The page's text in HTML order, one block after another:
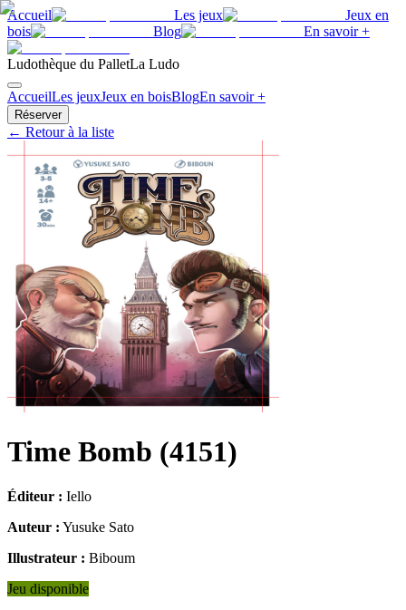
Accueil Les jeux
Jeux en
bois
Blog En savoir +
Ludothèque du PalletLa Ludo
AccueilLes jeuxJeux en boisBlogEn savoir +
Réserver
← Retour à la liste
Time Bomb (4151)
Éditeur : Iello
Auteur : Yusuke Sato
Illustrateur : Biboum
Jeu disponible